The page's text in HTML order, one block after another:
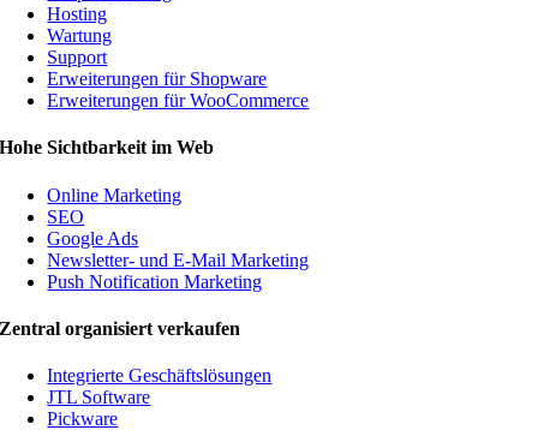
Hosting
Wartung
Support
Erweiterungen für Shopware
Erweiterungen für WooCommerce
Hohe Sichtbarkeit im Web
Online Marketing
SEO
Google Ads
Newsletter- und E-Mail Marketing
Push Notification Marketing
Zentral organisiert verkaufen
Integrierte Geschäftslösungen
JTL Software
Pickware